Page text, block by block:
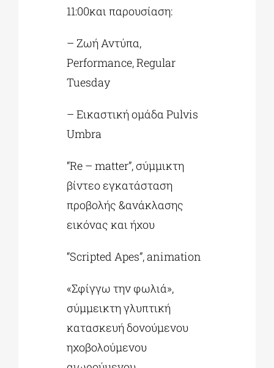
11:00και παρουσίαση:
– Ζωή Αντύπα,
Performance, Regular
Tuesday
– Εικαστική ομάδα Pulvis
Umbra
“Re – matter”, σύμμικτη
βίντεο εγκατάσταση
προβολής &ανάκλασης
εικόνας και ήχου
“Scripted Apes”, animation
«Σφίγγω την φωλιά»,
σύμμεικτη γλυπτική
κατασκευή δονούμενου
ηχοβολούμενου